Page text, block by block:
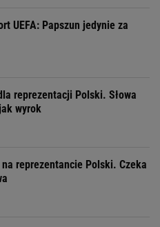
UEFA: Papszun jedynie za
reprezentacji Polski. Słowa
wyrok
reprezentancie Polski. Czeka